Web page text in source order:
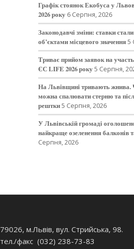
Графік стоянок Екобуса у
2026 року 6 Серпня, 2026
Законодавчі зміни: ставки
об’єктами місцевого значення5
Триває прийом заявок на
ЄС LIFE 2026 року5 Серпня,
На Львівщині тривають жнива.
можна спалювати стерню та
рештки5 Серпня, 2026
У Львівській громаді
найкраще озеленення балконів
Серпня, 2026
79026, м.Львів, вул. Стрийська, 98.
тел./факс (032) 238-73-83